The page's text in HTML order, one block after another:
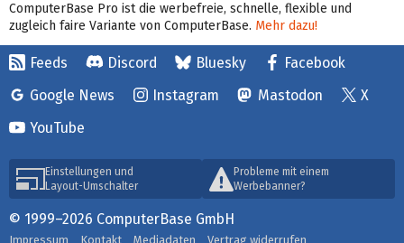
ComputerBase Pro ist die werbefreie, schnelle, flexible und
zugleich faire Variante von ComputerBase. Mehr dazu!
Feeds Discord Bluesky
Facebook
Google News
Instagram Mastodon
X
YouTube
Einstellungen und
Layout-Umschalter
Probleme mit einem
Werbebanner?
© 1999–2026 ComputerBase GmbH
Impressum Kontakt Mediadaten Vertrag widerrufen